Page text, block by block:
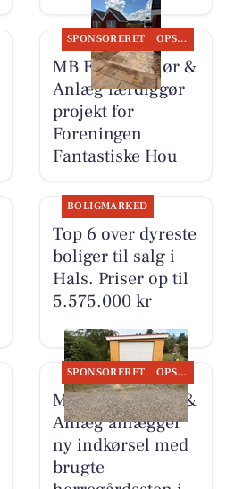
SPONSORERET OPSLAGSTAVLEN
MB Entreprenør &
Anlæg færdiggør
projekt for
Foreningen
Fantastiske Hou
BOLIGMARKED
Top 6 over dyreste
boliger til salg i
Hals. Priser op til
5.575.000 kr
SPONSORERET OPSLAGSTAVLEN
MB Entreprenør &
Anlæg anlægger
ny indkørsel med
brugte